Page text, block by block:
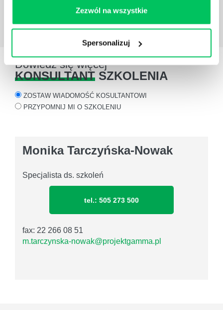
Zezwól na wszystkie
Spersonalizuj
rozwoju zawodowego MSZ
Dowiedz się więcej
KONSULTANT SZKOLENIA
ZOSTAW WIADOMOŚĆ KOSULTANTOWI
PRZYPOMNIJ MI O SZKOLENIU
Monika Tarczyńska-Nowak
Specjalista ds. szkoleń
tel.: 505 273 500
fax: 22 266 08 51
m.tarczynska-nowak@projektgamma.pl